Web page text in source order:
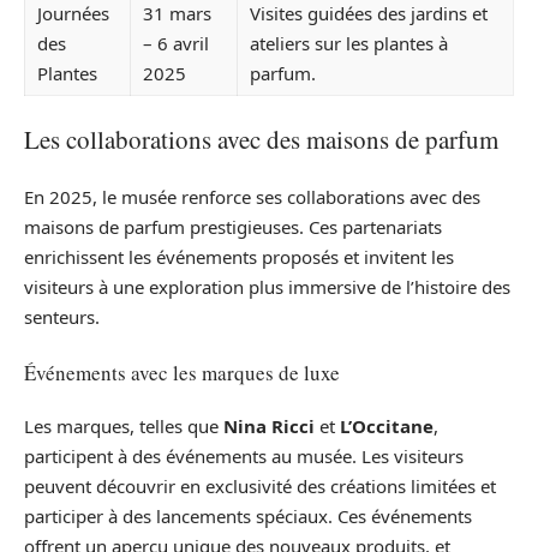
Journées
des
Plantes
31 mars
– 6 avril
2025
Visites guidées des jardins et
ateliers sur les plantes à
parfum.
Les collaborations avec des maisons de parfum
En 2025, le musée renforce ses collaborations avec des
maisons de parfum prestigieuses. Ces partenariats
enrichissent les événements proposés et invitent les
visiteurs à une exploration plus immersive de l’histoire des
senteurs.
Événements avec les marques de luxe
Les marques, telles que Nina Ricci et L’Occitane,
participent à des événements au musée. Les visiteurs
peuvent découvrir en exclusivité des créations limitées et
participer à des lancements spéciaux. Ces événements
offrent un aperçu unique des nouveaux produits, et